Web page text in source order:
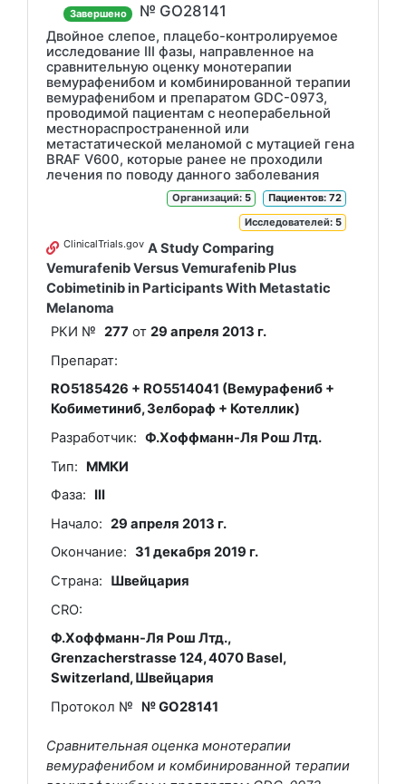
Завершено № GO28141
Двойное слепое, плацебо-контролируемое
исследование III фазы, направленное на
сравнительную оценку монотерапии
вемурафенибом и комбинированной терапии
вемурафенибом и препаратом GDC-0973,
проводимой пациентам с неоперабельной
местнораспространенной или
метастатической меланомой с мутацией гена
BRAF V600, которые ранее не проходили
лечения по поводу данного заболевания
Пациентов: 72
Организаций: 5
Исследователей: 5
ClinicalTrials.gov A Study Comparing
Vemurafenib Versus Vemurafenib Plus
Cobimetinib in Participants With Metastatic
Melanoma
РКИ № 277 от29 апреля 2013 г.
Препарат:
RO5185426 + RO5514041 (Вемурафениб +
Кобиметиниб, Зелбораф + Котеллик)
Разработчик: Ф.Хоффманн-Ля Рош Лтд.
Тип:
ММКИ
Фаза:
III
Начало: 29 апреля 2013 г.
Окончание: 31 декабря 2019 г.
Страна:
Швейцария
CRO:
Ф.Хоффманн-Ля Рош Лтд.,
Grenzacherstrasse 124, 4070 Basel,
Switzerland, Швейцария
Протокол №
№ GO28141
Сравнительная оценка монотерапии
вемурафенибом и комбинированной терапии